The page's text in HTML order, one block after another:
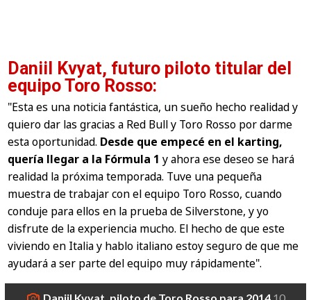
Daniil Kvyat, futuro piloto titular del
equipo Toro Rosso:
"Esta es una noticia fantástica, un sueño hecho realidad y
quiero dar las gracias a Red Bull y Toro Rosso por darme
esta oportunidad. Desde que empecé en el karting,
quería llegar a la Fórmula 1 y ahora ese deseo se hará
realidad la próxima temporada. Tuve una pequeña
muestra de trabajar con el equipo Toro Rosso, cuando
conduje para ellos en la prueba de Silverstone, y yo
disfrute de la experiencia mucho. El hecho de que este
viviendo en Italia y hablo italiano estoy seguro de que me
ayudará a ser parte del equipo muy rápidamente".
Daniil Kvyat, piloto de Toro Rosso para 2014 10